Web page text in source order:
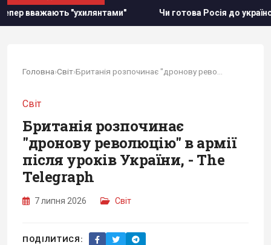
Чи готова Росія до українських ударів взимку: експерт дав
Головна›Світ›
Світ
Британія розпочинає
"дронову революцію" в армії
після уроків України, - The
Telegraph
7 липня 2026 Світ
ПОДІЛИТИСЯ: